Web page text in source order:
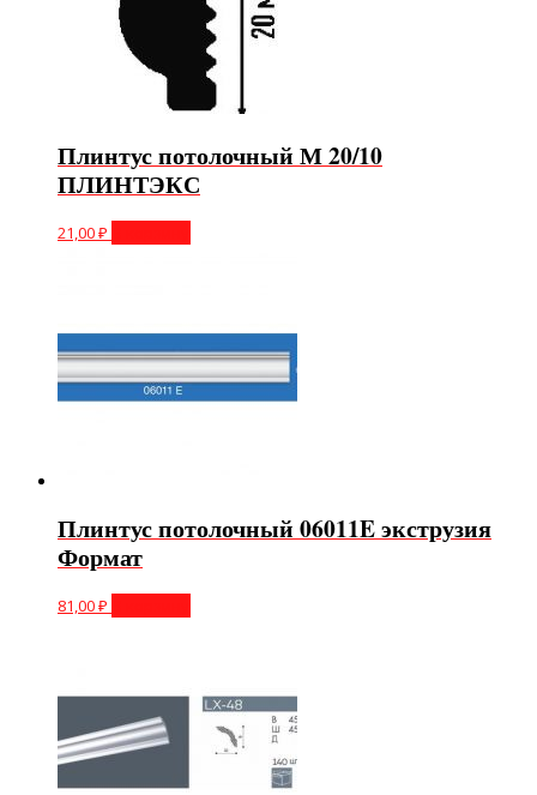
Плинтус потолочный М 20/10
ПЛИНТЭКС
21,00₽
Плинтус потолочный 06011E экструзия
Формат
81,00₽